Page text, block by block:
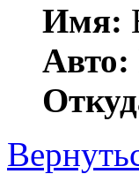
Имя:
Авто: